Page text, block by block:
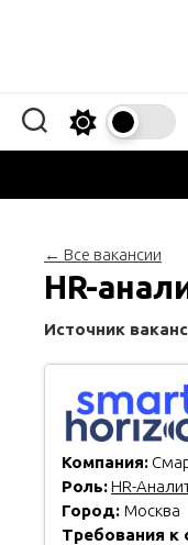
← Все вакансии
HR-
Источник
Компания:
Роль:HR-
Город: Москва
Требования к